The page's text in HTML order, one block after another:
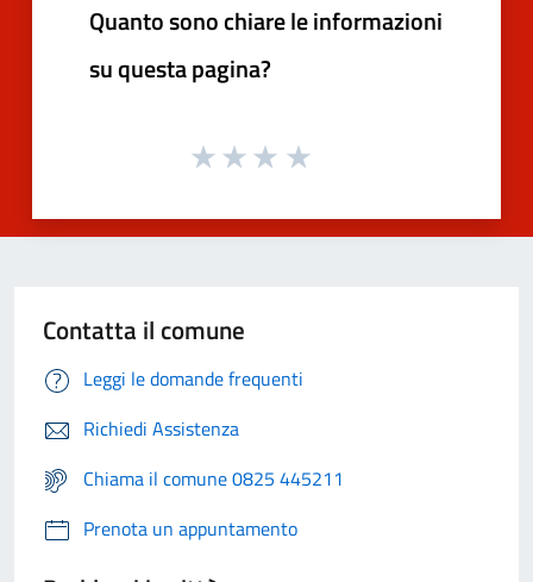
Quanto sono chiare le informazioni
su questa pagina?
Contatta il comune
Leggi le domande frequenti
Richiedi Assistenza
Chiama il comune 0825 445211
Prenota un appuntamento